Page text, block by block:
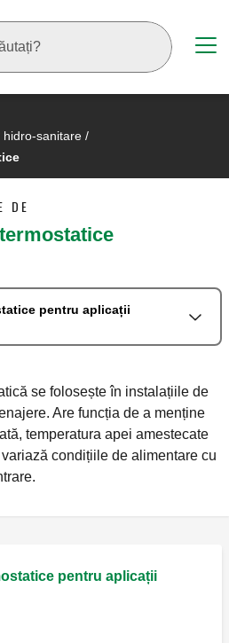
hidro-sanitare /
DE
pentru aplicații
se folosește în instalațiile de
Are funcția de a menține
temperatura apei amestecate
condițiile de alimentare cu
pentru aplicații